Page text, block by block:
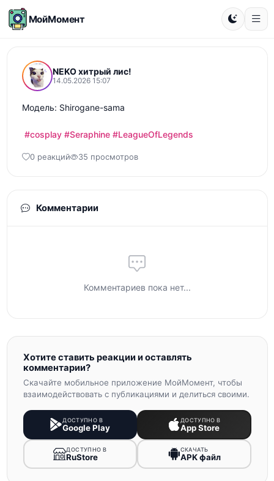
МойМомент
NEKO хитрый лис!
14.05.2026 15:07
Модель: Shirogane-sama
#cosplay #Seraphine #LeagueOfLegends
0 реакций 35 просмотров
Комментарии
Комментариев пока нет...
Хотите ставить реакции и оставлять
комментарии?
Скачайте мобильное приложение МойМомент, чтобы
взаимодействовать с публикациями и делиться своими.
ДОСТУПНО В
Google Play
ДОСТУПНО В
App Store
ДОСТУПНО В
RuStore
СКАЧАТЬ
APK файл